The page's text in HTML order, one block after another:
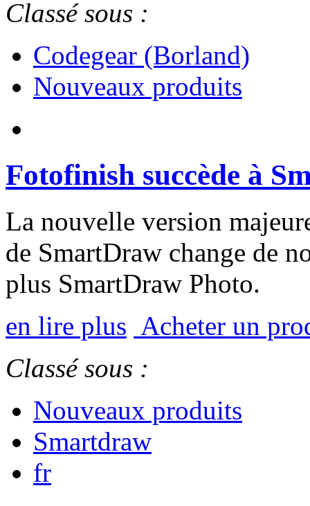
Classé sous :
Codegear (Borland)
Nouveaux produits
Fotofinish succède à
La nouvelle version
de SmartDraw change de
plus SmartDraw Photo.
en lire plus Acheter un
Classé sous :
Nouveaux produits
Smartdraw
fr